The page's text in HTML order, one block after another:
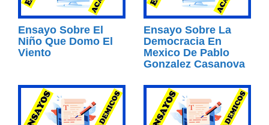
Ensayo Sobre El
Niño Que Domo El
Viento
Ensayo Sobre La
Democracia En
Mexico De Pablo
Gonzalez Casanova